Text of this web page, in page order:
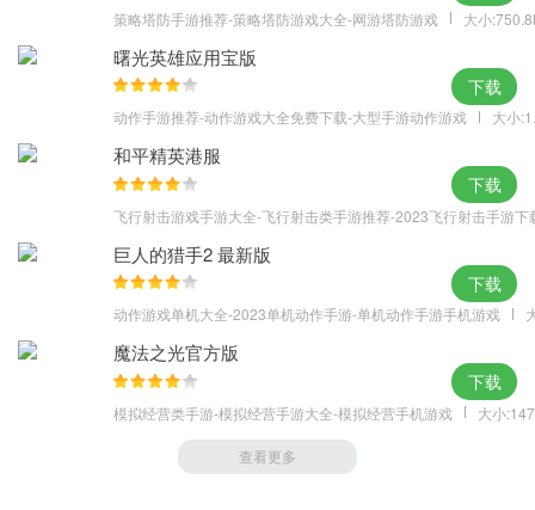
策略塔防手游推荐-策略塔防游戏大全-网游塔防游戏 大小
曙光英雄应用宝版
动作手游推荐-动作游戏大全免费下载-大型手游动作游戏 大小
下载
和平精英港服
飞行射击游戏手游大全-飞行射击类手游推荐-2023飞行射击手游下
下载
巨人的猎手2 最新版
动作游戏单机大全-2023单机动作手游-单机动作手游手机游戏
下载
魔法之光官方版
模拟经营类手游-模拟经营手游大全-模拟经营手机游戏 大小
下载
查看更多